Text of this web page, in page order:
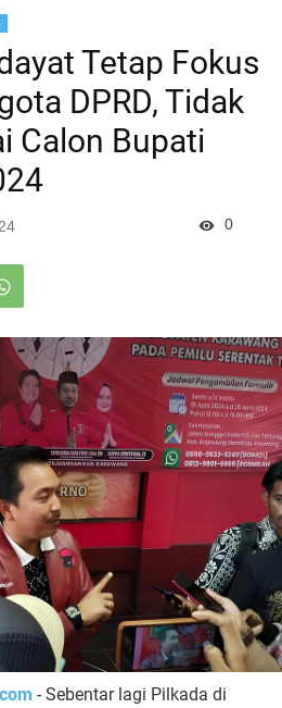
Tetap Fokus
DPRD, Tidak
Calon Bupati
0
- Sebentar lagi Pilkada di